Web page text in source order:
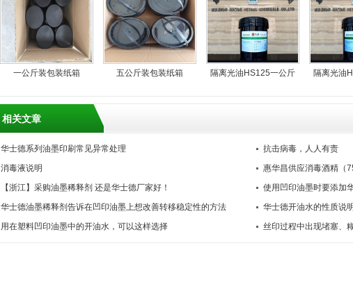
一公斤装包装纸箱 五公斤装包装纸箱 隔离光油HS125一公斤 隔离光油
相关文章
华士德系列油墨印刷常见异常处理
抗击病毒，人人有责
消毒液说明
惠华昌供应消毒酒精（
【浙江】采购油墨稀释剂 还是华士德厂家好！
使用凹印油墨时要添加
华士德油墨稀释剂告诉在凹印油墨上想改善转移稳定性的方法
华士德开油水的性质说明
用在塑料凹印油墨中的开油水，可以这样选择
丝印过程中出现堵塞、